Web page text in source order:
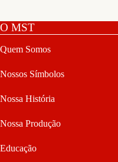
O MST
Quem Somos
Nossos Símbolos
Nossa História
Nossa Produção
Educação